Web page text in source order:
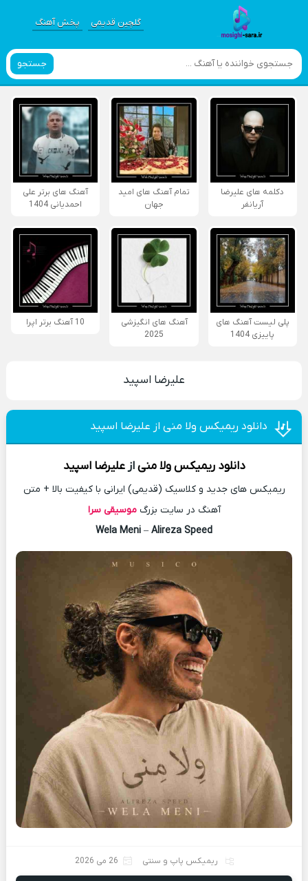
گلچین قدیمی پخش آهنگ
جستجو
دکلمه های علیرضا
آریانفر
تمام آهنگ های امید
جهان
آهنگ های برتر علی
احمدیانی 1404
پلی لیست آهنگ های
پاییزی 1404
آهنگ های انگیزشی
2025
10 آهنگ برتر اپرا
علیرضا اسپید
دانلود ریمیکس ولا منی از علیرضا اسپید
دانلودریمیکس ولا منی ازعلیرضا اسپید
ریمیکس های جدید و کلاسیک (قدیمی) ایرانی با کیفیت بالا + متن
آهنگ در سایت بزرگموسیقی سرا
Wela Meni – Alireza Speed
ریمیکس پاپ و سنتی 26 می 2026